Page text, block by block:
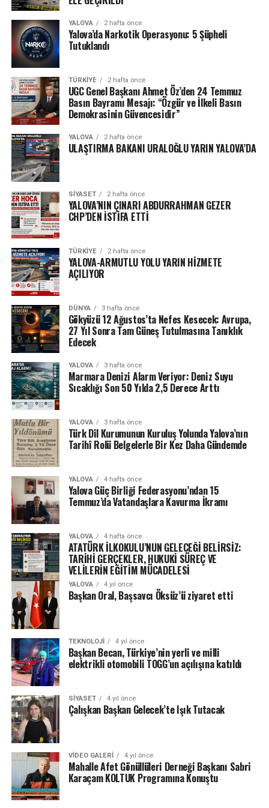
YALOVA 2 hafta önce
Yalova’da Narkotik Operasyonu: 5 Şüpheli
Tutuklandı
TÜRKIYE 2 hafta önce
UGC Genel Başkanı Ahmet Öz’den 24 Temmuz
Basın Bayramı Mesajı: “Özgür ve İlkeli Basın
Demokrasinin Güvencesidir”
YALOVA 2 hafta önce
ULAŞTIRMA BAKANI URALOĞLU YARIN YALOVA’DA
SIYASET 2 hafta önce
YALOVA’NIN ÇINARI ABDURRAHMAN GEZER
CHP’DEN İSTİFA ETTİ
TÜRKIYE 2 hafta önce
YALOVA-ARMUTLU YOLU YARIN HİZMETE
AÇILIYOR
DÜNYA 3 hafta önce
Gökyüzü 12 Ağustos’ta Nefes Kesecek: Avrupa,
27 Yıl Sonra Tam Güneş Tutulmasına Tanıklık
Edecek
YALOVA 3 hafta önce
Marmara Denizi Alarm Veriyor: Deniz Suyu
Sıcaklığı Son 50 Yılda 2,5 Derece Arttı
YALOVA 3 hafta önce
Türk Dil Kurumunun Kuruluş Yolunda Yalova’nın
Tarihî Rolü Belgelerle Bir Kez Daha Gündemde
YALOVA 4 hafta önce
Yalova Güç Birliği Federasyonu’ndan 15
Temmuz’da Vatandaşlara Kavurma İkramı
YALOVA 4 hafta önce
ATATÜRK İLKOKULU’NUN GELECEĞİ BELİRSİZ:
TARİHİ GERÇEKLER, HUKUKİ SÜREÇ VE
VELİLERİN EĞİTİM MÜCADELESİ
YALOVA 4 yıl önce
Başkan Oral, Başsavcı Öksüz’ü ziyaret etti
TEKNOLOJI 4 yıl önce
Başkan Becan, Türkiye’nin yerli ve milli
elektrikli otomobili TOGG’un açılışına katıldı
SIYASET 4 yıl önce
Çalışkan Başkan Gelecek’te Işık Tutacak
VIDEO GALERI 4 yıl önce
Mahalle Afet Gönüllüleri Derneği Başkanı Sabri
Karaçam KOLTUK Programına Konuştu